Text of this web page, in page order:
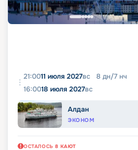
21:0011 июля 2027вс 8 дн/7 нч
16:0018 июля 2027вс
Алдан
ЭКОНОМ
ОСТАЛОСЬ 8 КАЮТ